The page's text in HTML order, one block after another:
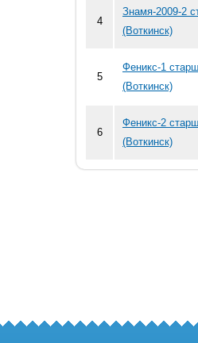
4
Знамя-2009-2
(Воткинск)
5
Феникс-1
(Воткинск)
6
Феникс-2
(Воткинск)